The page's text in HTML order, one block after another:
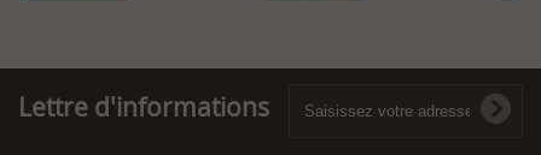
Lettre d'informations